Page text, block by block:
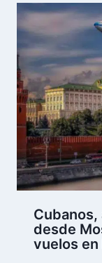
Cubanos,
desde
vuelos en